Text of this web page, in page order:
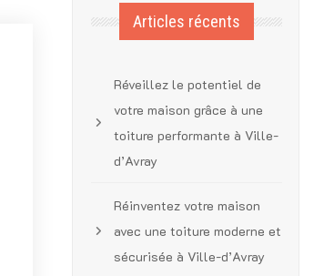
Articles récents
Réveillez le potentiel de
votre maison grâce à une
toiture performante à Ville-
d’Avray
Réinventez votre maison
avec une toiture moderne et
sécurisée à Ville-d’Avray